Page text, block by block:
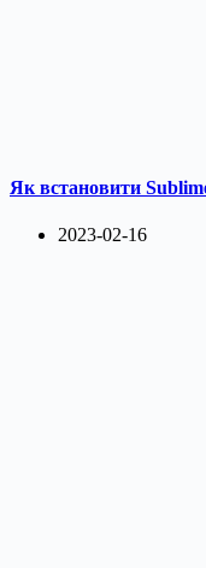
Як встановити
2023-02-16